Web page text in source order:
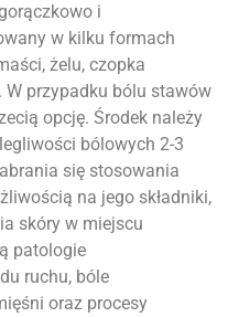
i
w kilku formach
żelu, czopka
przypadku bólu stawów
opcję. Środek należy
bólowych 2-3
się stosowania
na jego składniki,
skóry w miejscu
patologie
ruchu, bóle
oraz procesy